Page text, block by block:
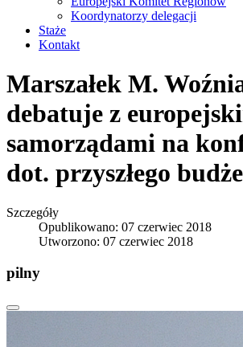
Koordynatorzy delegacji
Staże
Kontakt
Marszałek M.
debatuje z
samorządami na
dot. przyszłego
Szczegóły
Opublikowano: 07 czerwiec 2018
Utworzono: 07 czerwiec 2018
pilny